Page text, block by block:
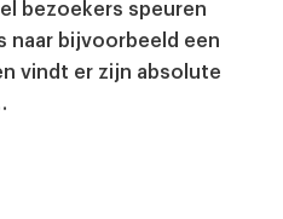
bezoekers speuren
naar bijvoorbeeld een
vindt er zijn absolute